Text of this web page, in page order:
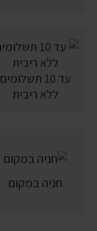
עד 10 תשלומים
ללא ריבית
חניה במקום